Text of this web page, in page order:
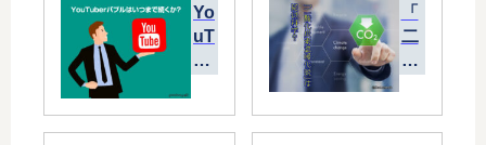
Yo
uT
ub
ブ
「
二
酸
素